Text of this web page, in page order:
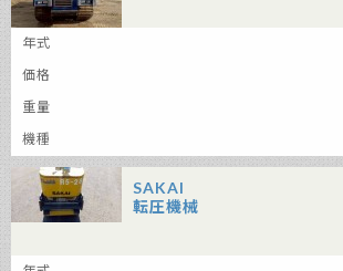
SAKAI
転圧機械